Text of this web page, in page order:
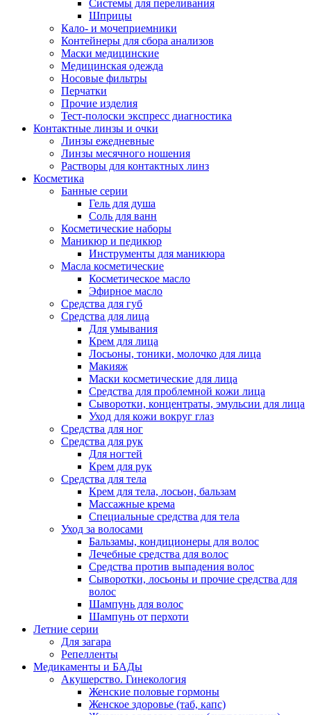
Системы для переливания
Шприцы
Кало- и мочеприемники
Контейнеры для сбора анализов
Маски медицинские
Медицинская одежда
Носовые фильтры
Перчатки
Прочие изделия
Тест-полоски экспресс диагностика
Контактные линзы и очки
Линзы ежедневные
Линзы месячного ношения
Растворы для контактных линз
Косметика
Банные серии
Гель для душа
Соль для ванн
Косметические наборы
Маникюр и педикюр
Инструменты для маникюра
Масла косметические
Косметическое масло
Эфирное масло
Средства для губ
Средства для лица
Для умывания
Крем для лица
Лосьоны, тоники, молочко для лица
Макияж
Маски косметические для лица
Средства для проблемной кожи лица
Сыворотки, концентраты, эмульсии для лица
Уход для кожи вокруг глаз
Средства для ног
Средства для рук
Для ногтей
Крем для рук
Средства для тела
Крем для тела, лосьон, бальзам
Массажные крема
Специальные средства для тела
Уход за волосами
Бальзамы, кондиционеры для волос
Лечебные средства для волос
Средства против выпадения волос
Сыворотки, лосьоны и прочие средства для
волос
Шампунь для волос
Шампунь от перхоти
Летние серии
Для загара
Репелленты
Медикаменты и БАДы
Акушерство. Гинекология
Женские половые гормоны
Женское здоровье (таб, капс)